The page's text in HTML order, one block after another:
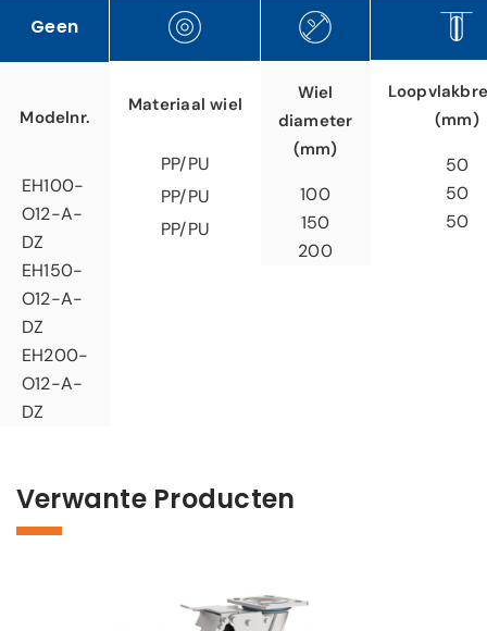
Geen
Modelnr.
EH100-
O12-A-
DZ
EH150-
O12-A-
DZ
EH200-
O12-A-
DZ
Materiaal wiel
PP/PU
PP/PU
PP/PU
Wiel
diameter
(mm)
100
150
200
(mm)
50
50
50
Verwante Producten